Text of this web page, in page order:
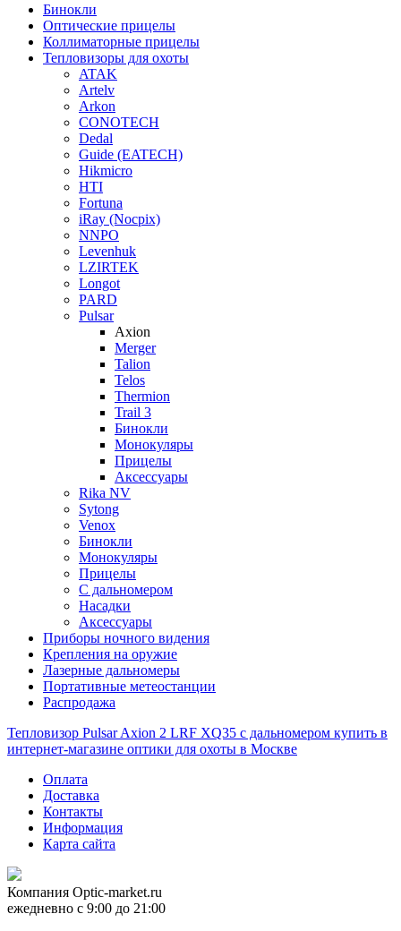
Бинокли
Оптические прицелы
Коллиматорные прицелы
Тепловизоры для охоты
ATAK
Artelv
Arkon
CONOTECH
Dedal
Guide (EATECH)
Hikmicro
HTI
Fortuna
iRay (Nocpix)
NNPO
Levenhuk
LZIRTEK
Longot
PARD
Pulsar
Axion
Merger
Talion
Telos
Thermion
Trail 3
Бинокли
Монокуляры
Прицелы
Аксессуары
Rika NV
Sytong
Venox
Бинокли
Монокуляры
Прицелы
С дальномером
Насадки
Аксессуары
Приборы ночного видения
Крепления на оружие
Лазерные дальномеры
Портативные метеостанции
Распродажа
Тепловизор Pulsar Axion 2 LRF XQ35 с дальномером купить в
интернет-магазине оптики для охоты в Москве
Оплата
Доставка
Контакты
Информация
Карта сайта
Компания Optic-market.ru
ежедневно с 9:00 до 21:00